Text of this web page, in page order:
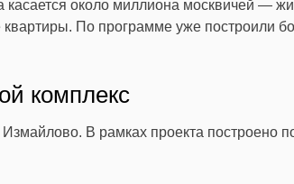
около миллиона москвичей —
По программе уже построили
комплекс
Измайлово. В рамках проекта построено